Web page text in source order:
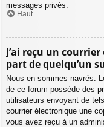
messages privés.
Haut
J’ai reçu un
part de quelqu’un
Nous en sommes navrés.
de ce forum possède des
utilisateurs envoyant de
courrier électronique une
vous avez reçu à un